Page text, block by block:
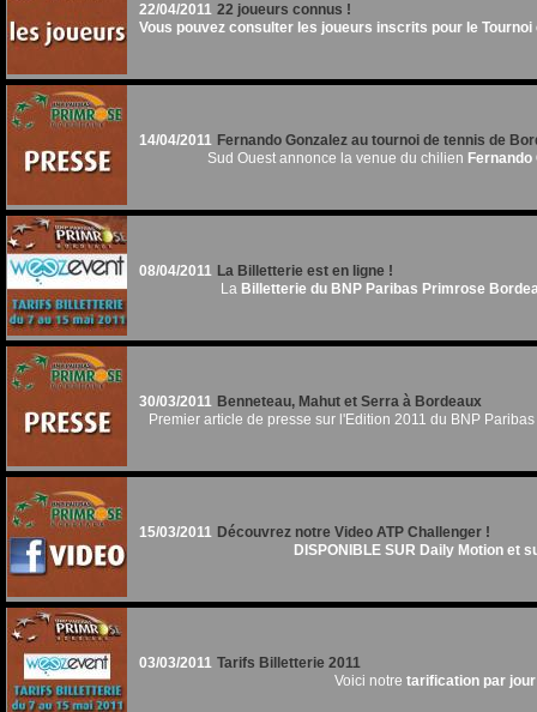
22/04/2011 22 joueurs connus !
Vous pouvez consulter les joueurs inscrits pour le Tournoi
14/04/2011 Fernando Gonzalez au tournoi de tennis de
Sud Ouest annonce la venue du chilien Fernando
08/04/2011 La Billetterie est en ligne !
La Billetterie du BNP Paribas Primrose
30/03/2011 Benneteau, Mahut et Serra à Bordeaux
Premier article de presse sur l'Edition 2011 du BNP
15/03/2011 Découvrez notre Video ATP Challenger !
DISPONIBLE SUR Daily Motion et
03/03/2011 Tarifs Billetterie 2011
Voici notre tarification par jour